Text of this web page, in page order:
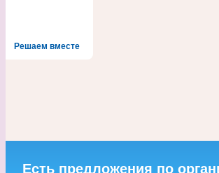
Решаем вместе
Есть предложения по